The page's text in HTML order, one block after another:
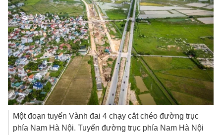
Một đoạn tuyến Vành đai 4 chạy cắt chéo đường trục
phía Nam Hà Nội. Tuyến đường trục phía Nam Hà Nội